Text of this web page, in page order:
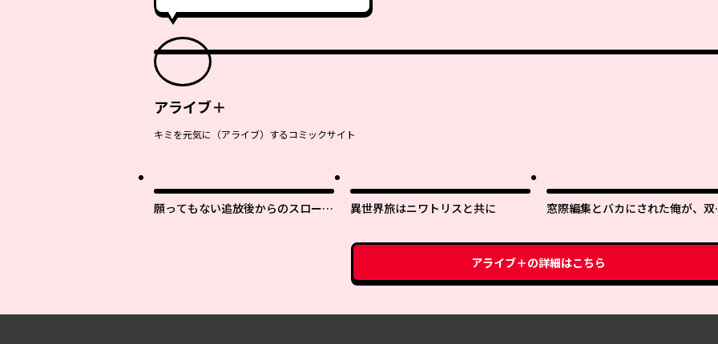
アライブ＋
キミを元気に（アライブ）するコミックサイト
願ってもない追放後からのスローラ
異世界旅はニワトリスと共に
窓際編集とバカにされた俺が、双
アライブ＋の詳細はこちら